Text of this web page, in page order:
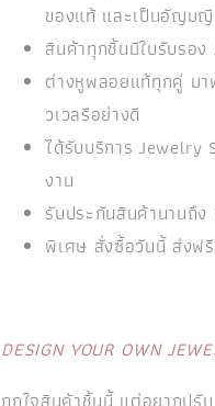
ของแท้ และเป็นอัญม
สินค้าทุกชิ้นมีใบรับรอ
ต่างหูพลอยแท้ทุกคู่ มา
วเวลรีอย่างดี
ได้รับบริการ Jewelry
งาน
รับประกันสินค้านานถึง
พิเศษ สั่งซื้อวันนี้ ส่งฟ
DESIGN YOUR OWN